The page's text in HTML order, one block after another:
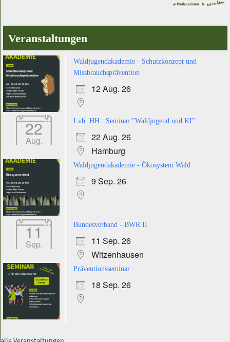
Veranstaltungen
Waldjugendakademie - Schutzkonzept und
Missbrauchsprävention
12 Aug. 26
22
Aug.
Lvb. HH : Seminar "Waldjugend und KI"
22 Aug. 26
Hamburg
Waldjugendakademie - Ökosystem Wald
9 Sep. 26
11
Sep.
Bundesverband - BWR II
11 Sep. 26
Witzenhausen
Präventionsseminar
18 Sep. 26